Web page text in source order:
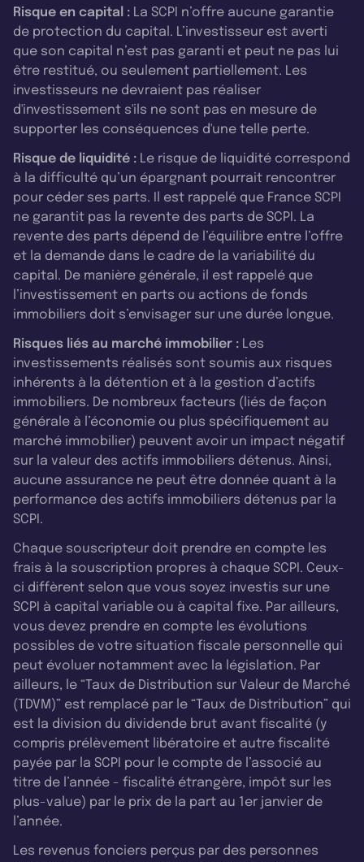
Risque en capital : La SCPI n’offre aucune garantie
de protection du capital. L’investisseur est averti
que son capital n’est pas garanti et peut ne pas lui
être restitué, ou seulement partiellement. Les
investisseurs ne devraient pas réaliser
d'investissement s'ils ne sont pas en mesure de
supporter les conséquences d'une telle perte.
Risque de liquidité : Le risque de liquidité correspond
à la difficulté qu’un épargnant pourrait rencontrer
pour céder ses parts. Il est rappelé que France SCPI
ne garantit pas la revente des parts de SCPI. La
revente des parts dépend de l’équilibre entre l’offre
et la demande dans le cadre de la variabilité du
capital. De manière générale, il est rappelé que
l’investissement en parts ou actions de fonds
immobiliers doit s’envisager sur une durée longue.
Risques liés au marché immobilier : Les
investissements réalisés sont soumis aux risques
inhérents à la détention et à la gestion d’actifs
immobiliers. De nombreux facteurs (liés de façon
générale à l’économie ou plus spécifiquement au
marché immobilier) peuvent avoir un impact négatif
sur la valeur des actifs immobiliers détenus. Ainsi,
aucune assurance ne peut être donnée quant à la
performance des actifs immobiliers détenus par la
SCPI.
Chaque souscripteur doit prendre en compte les
frais à la souscription propres à chaque SCPI. Ceux-
ci diffèrent selon que vous soyez investis sur une
SCPI à capital variable ou à capital fixe. Par ailleurs,
vous devez prendre en compte les évolutions
possibles de votre situation fiscale personnelle qui
peut évoluer notamment avec la législation. Par
ailleurs, le “Taux de Distribution sur Valeur de Marché
(TDVM)” est remplacé par le “Taux de Distribution” qui
est la division du dividende brut avant fiscalité (y
compris prélèvement libératoire et autre fiscalité
payée par la SCPI pour le compte de l’associé au
titre de l’année - fiscalité étrangère, impôt sur les
plus-value) par le prix de la part au 1er janvier de
l’année.
Les revenus fonciers perçus par des personnes